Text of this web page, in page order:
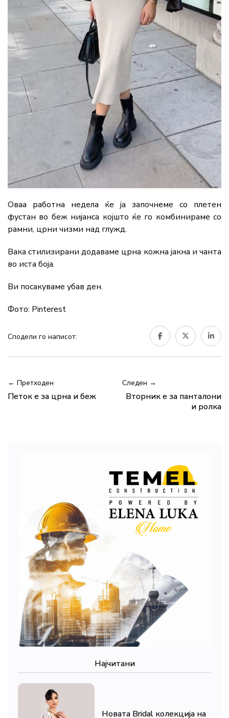
Оваа работна недела ќе ја започнеме со плетен
фустан во беж нијанса којшто ќе го комбинираме со
рамни, црни чизми над глужд.
Вака стилизирани додаваме црна кожна јакна и чанта
во иста боја.
Ви посакуваме убав ден.
Фото: Pinterest
Сподели го написот:
← Претходен
Петок е за црна и беж
Следен →
Вторник е за панталони
и ролка
Најчитани
Новата Bridal колекција на